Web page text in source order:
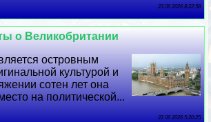
23 06 2026 8:22:58
о Великобритании
островным
культурой и
сотен лет она
на политической...
22 06 2026 5:20:25